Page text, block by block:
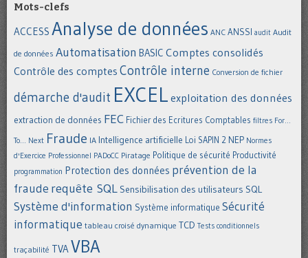
Mots-clefs
ACCESS Analyse de données ANC ANSSI audit Audit
de données Automatisation BASIC Comptes consolidés
Contrôle des comptes Contrôle interne Conversion de fichier
démarche d'audit EXCEL exploitation des données
extraction de données FEC Fichier des Ecritures Comptables filtres For...
To... Next Fraude IA Intelligence artificielle Loi SAPIN 2 NEP Normes
d'Exercice Professionnel PADoCC Piratage Politique de sécurité Productivité
programmation Protection des données prévention de la
fraude requête SQL Sensibilisation des utilisateurs SQL
Système d'information Système informatique Sécurité
informatique tableau croisé dynamique TCD Tests conditionnels
traçabilité TVA VBA